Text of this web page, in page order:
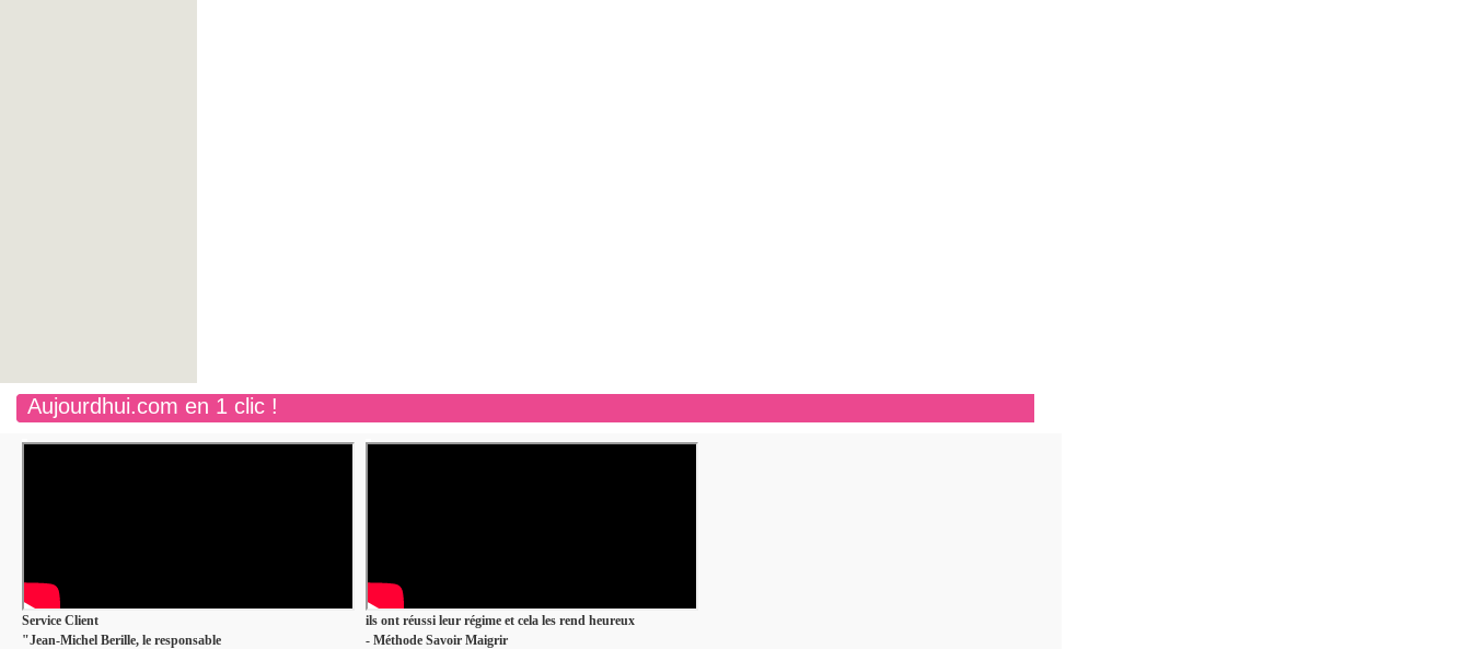
Aujourdhui.com en 1 clic !
Service Client
"Jean-Michel Berille, le responsable
ils ont réussi leur régime et cela les rend heureux
- Méthode Savoir Maigrir